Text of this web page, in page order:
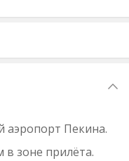
Пекина.
в зоне прилёта.